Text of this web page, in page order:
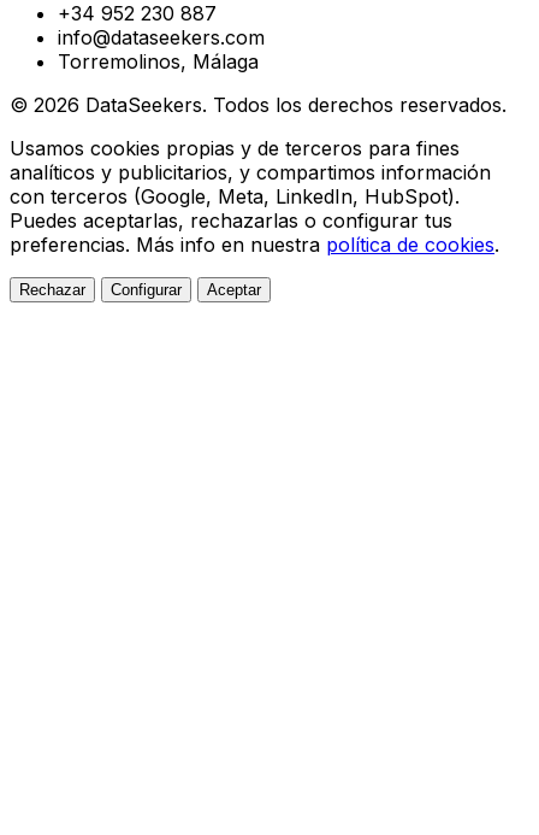
+34 952 230 887
info@dataseekers.com
Torremolinos, Málaga
© 2026 DataSeekers. Todos los derechos reservados.
Usamos cookies propias y de terceros para fines
analíticos y publicitarios, y compartimos información
con terceros (Google, Meta, LinkedIn, HubSpot).
Puedes aceptarlas, rechazarlas o configurar tus
preferencias. Más info en nuestra política de cookies.
Rechazar Configurar Aceptar